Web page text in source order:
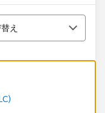
え